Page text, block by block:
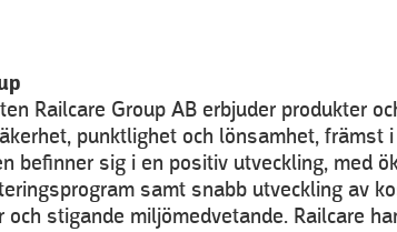
Railcare Group AB erbjuder produkter
punktlighet och lönsamhet, främst
befinner sig i en positiv utveckling, med
samt snabb utveckling av
och stigande miljömedvetande. Railcare